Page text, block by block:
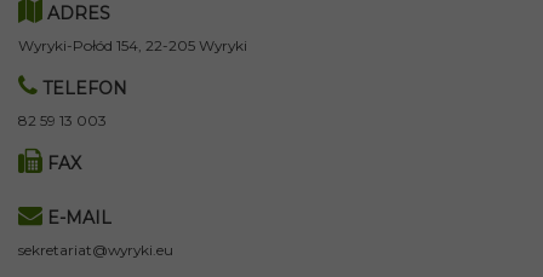
ADRES
Wyryki-Połód 154, 22-205 Wyryki
TELEFON
82 59 13 003
FAX
E-MAIL
sekretariat@wyryki.eu